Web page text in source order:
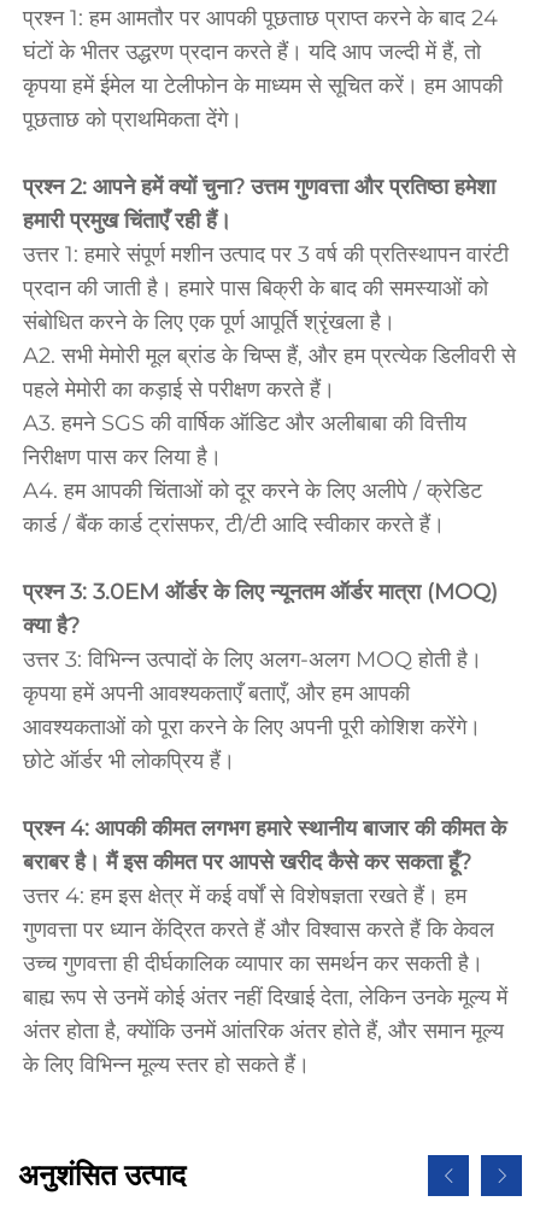
प्रश्न 1: हम आमतौर पर आपकी पूछताछ प्राप्त करने के बाद 24
घंटों के भीतर उद्धरण प्रदान करते हैं। यदि आप जल्दी में हैं, तो
कृपया हमें ईमेल या टेलीफोन के माध्यम से सूचित करें। हम आपकी
पूछताछ को प्राथमिकता देंगे।
प्रश्न 2: आपने हमें क्यों चुना? उत्तम गुणवत्ता और प्रतिष्ठा हमेशा
हमारी प्रमुख चिंताएँ रही हैं।
उत्तर 1: हमारे संपूर्ण मशीन उत्पाद पर 3 वर्ष की प्रतिस्थापन वारंटी
प्रदान की जाती है। हमारे पास बिक्री के बाद की समस्याओं को
संबोधित करने के लिए एक पूर्ण आपूर्ति श्रृंखला है।
A2. सभी मेमोरी मूल ब्रांड के चिप्स हैं, और हम प्रत्येक डिलीवरी से
पहले मेमोरी का कड़ाई से परीक्षण करते हैं।
A3. हमने SGS की वार्षिक ऑडिट और अलीबाबा की वित्तीय
निरीक्षण पास कर लिया है।
A4. हम आपकी चिंताओं को दूर करने के लिए अलीपे / क्रेडिट
कार्ड / बैंक कार्ड ट्रांसफर, टी/टी आदि स्वीकार करते हैं।
प्रश्न 3: 3.0EM ऑर्डर के लिए न्यूनतम ऑर्डर मात्रा (MOQ)
क्या है?
उत्तर 3: विभिन्न उत्पादों के लिए अलग-अलग MOQ होती है।
कृपया हमें अपनी आवश्यकताएँ बताएँ, और हम आपकी
आवश्यकताओं को पूरा करने के लिए अपनी पूरी कोशिश करेंगे।
छोटे ऑर्डर भी लोकप्रिय हैं।
प्रश्न 4: आपकी कीमत लगभग हमारे स्थानीय बाजार की कीमत के
बराबर है। मैं इस कीमत पर आपसे खरीद कैसे कर सकता हूँ?
उत्तर 4: हम इस क्षेत्र में कई वर्षों से विशेषज्ञता रखते हैं। हम
गुणवत्ता पर ध्यान केंद्रित करते हैं और विश्वास करते हैं कि केवल
उच्च गुणवत्ता ही दीर्घकालिक व्यापार का समर्थन कर सकती है।
बाह्य रूप से उनमें कोई अंतर नहीं दिखाई देता, लेकिन उनके मूल्य में
अंतर होता है, क्योंकि उनमें आंतरिक अंतर होते हैं, और समान मूल्य
के लिए विभिन्न मूल्य स्तर हो सकते हैं।
अनुशंसित उत्पाद